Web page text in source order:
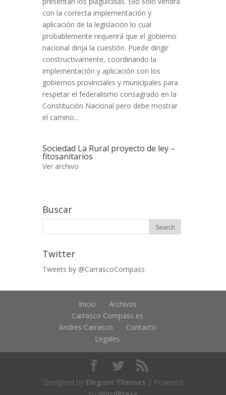
con la correcta implementación y
aplicación de la legislación lo cual
probablemente requerirá que el gobierno
nacional dirija la cuestión. Puede dirigir
constructivamente, coordinando la
implementación y aplicación con los
gobiernos provinciales y municipales para
respetar el federalismo consagrado en la
Constitución Nacional pero debe mostrar
el camino...
Sociedad La Rural proyecto de ley –
fitosanitarios
Ver archivo
Buscar
Twitter
Tweets by @CarrascoCompass
Inicio
Archivos
Carrasco Compass es
Andres Carrasco
Contacto
Legales
Designed by Elegant Themes | Powered